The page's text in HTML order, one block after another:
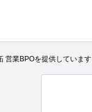
営業BPOを提供しています